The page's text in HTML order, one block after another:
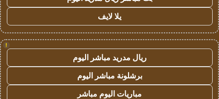
يلا لايف
!
ريال مدريد مباشر اليوم
برشلونة مباشر اليوم
مباريات اليوم مباشر